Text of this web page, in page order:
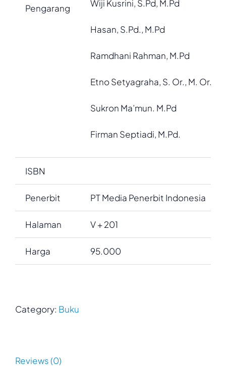
Pengarang Wiji Kusrini, S.Pd, M.Pd
Hasan, S.Pd., M.Pd
Ramdhani Rahman, M.Pd
Etno Setyagraha, S. Or., M. Or.
Sukron Ma’mun. M.Pd
Firman Septiadi, M.Pd.
ISBN
Penerbit PT Media Penerbit Indonesia
Halaman V + 201
Harga 95.000
Category: Buku
Reviews (0)